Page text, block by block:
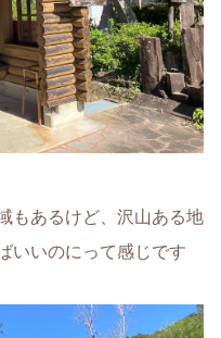
もあるけど、沢山ある地
いいのにって感じです